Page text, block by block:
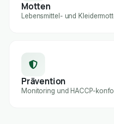
Motten
Lebensmittel- und
Prävention
Monitoring und HACCP-